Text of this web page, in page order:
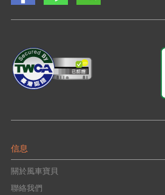
信息
關於風車寶貝
聯絡我們